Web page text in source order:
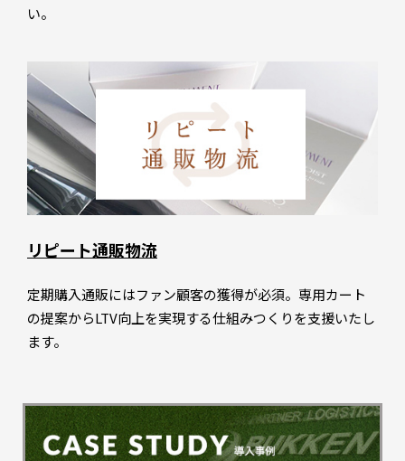
い。
リピート通販物流
定期購入通販にはファン顧客の獲得が必須。専用カート
の提案からLTV向上を実現する仕組みつくりを支援いたし
ます。